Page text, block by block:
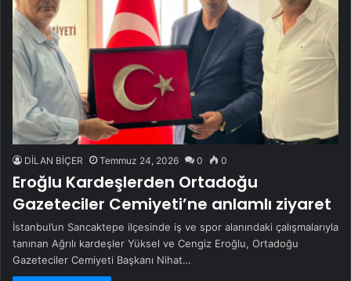
DİLAN BİÇER Temmuz 24, 2026 0 0
Eroğlu Kardeşlerden Ortadoğu
Gazeteciler Cemiyeti’ne anlamlı ziyaret
İstanbul’un Sancaktepe ilçesinde iş ve spor alanındaki çalışmalarıyla
tanınan Ağrılı kardeşler Yüksel ve Cengiz Eroğlu, Ortadoğu
Gazeteciler Cemiyeti Başkanı Nihat…